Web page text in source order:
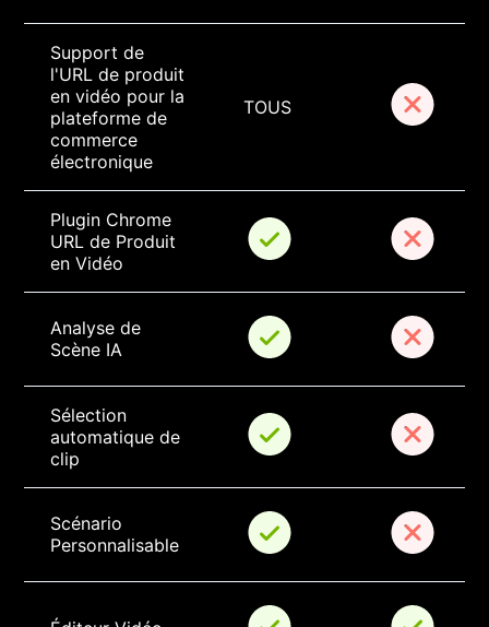
Support de
l'URL de produit
en vidéo pour la
plateforme de
commerce
électronique
TOUS
Plugin Chrome
URL de Produit
en Vidéo
Analyse de
Scène IA
Sélection
automatique de
clip
Scénario
Personnalisable